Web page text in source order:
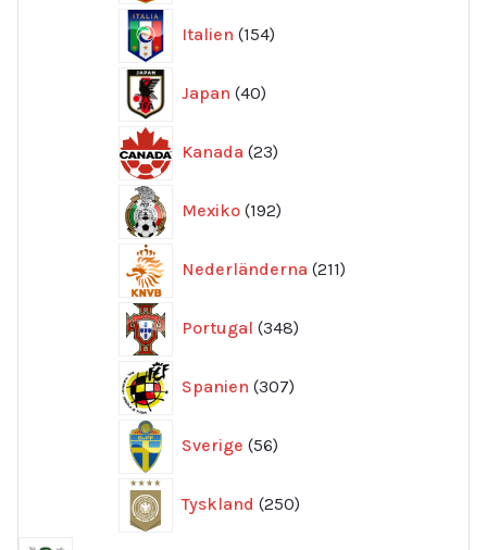
Italien 154
produkter
Japan 40
produkter
Kanada 23
produkter
Mexiko 192
produkter
Nederländerna 211
produkter
Portugal 348
produkter
Spanien 307
produkter
Sverige 56
produkter
Tyskland 250
produkter